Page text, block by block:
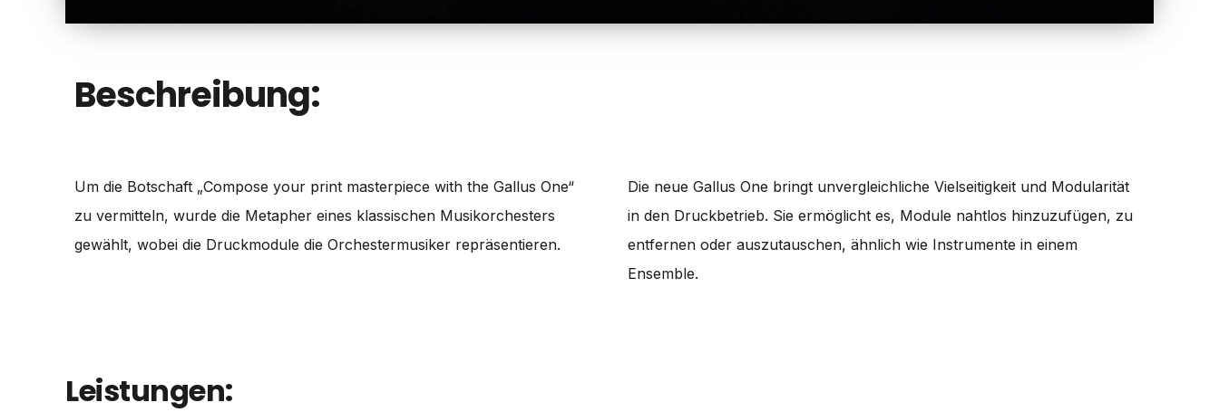
Beschreibung:
Um die Botschaft „Compose your print masterpiece with the Gallus One“
zu vermitteln, wurde die Metapher eines klassischen Musikorchesters
gewählt, wobei die Druckmodule die Orchestermusiker repräsentieren.
Die neue Gallus One bringt unvergleichliche Vielseitigkeit und Modularität
in den Druckbetrieb. Sie ermöglicht es, Module nahtlos hinzuzufügen, zu
entfernen oder auszutauschen, ähnlich wie Instrumente in einem
Ensemble.
Leistungen: